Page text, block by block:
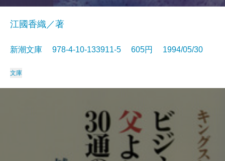
江國香織／著
新潮文庫 978-4-10-133911-5 605円 1994/05/30
文庫